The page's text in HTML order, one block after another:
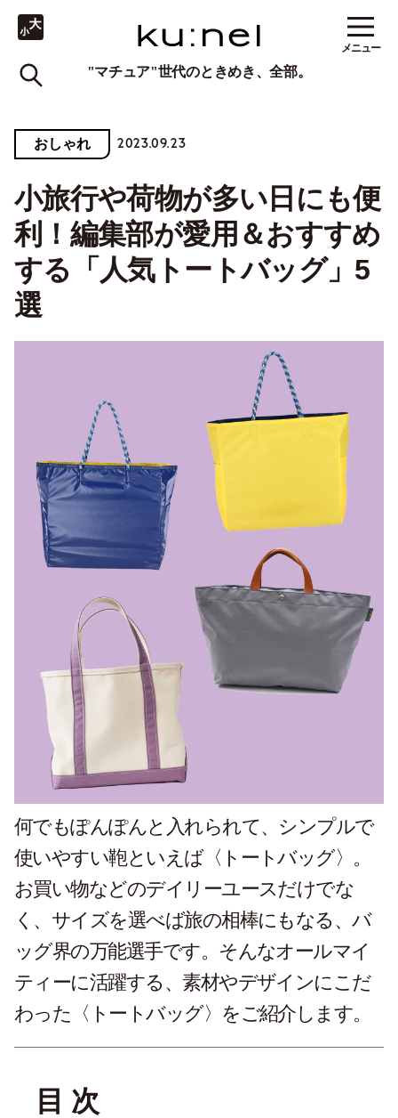
"マチュア"世代のときめき、全部。
メニュー
おしゃれ 2023.09.23
小旅行や荷物が多い日にも便
利！編集部が愛用＆おすすめ
する「人気トートバッグ」5
選
何でもぽんぽんと入れられて、シンプルで
使いやすい鞄といえば〈トートバッグ〉。
お買い物などのデイリーユースだけでな
く、サイズを選べば旅の相棒にもなる、バ
ッグ界の万能選手です。そんなオールマイ
ティーに活躍する、素材やデザインにこだ
わった〈トートバッグ〉をご紹介します。
目 次